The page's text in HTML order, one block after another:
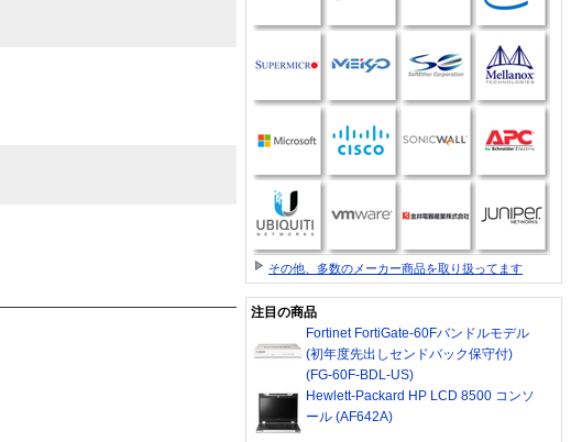
その他、多数のメーカー商品を取り扱ってます
注目の商品
Fortinet FortiGate-60Fバンドルモデル
(初年度先出しセンドバック保守付)
(FG-60F-BDL-US)
Hewlett-Packard HP LCD 8500 コンソ
ール (AF642A)